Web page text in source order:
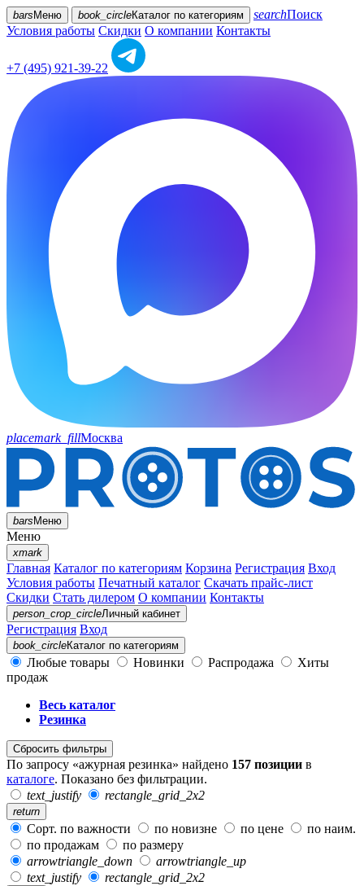
bars Меню book_circleКаталог по категориям searchПоиск
Условия работы Скидки О компании Контакты
+7 (495) 921-39-22
placemark_fillМосква
barsМеню
Меню
xmark
Главная Каталог по категориям Корзина Регистрация Вход
Условия работы Печатный каталог Скачать прайс-лист
Скидки Стать дилером О компании Контакты
person_crop_circleЛичный кабинет
Регистрация Вход
book_circleКаталог по категориям
Любые товары Новинки Распродажа
Хиты
продаж
Весь каталог
Резинка
Сбросить фильтры
По запросу «ажурная резинка» найдено 157 позиции в
каталоге. Показано без фильтрации.
text_justify
rectangle_grid_2x2
return
Сорт. по важности по новизне по цене
по наим.
по продажам
по размеру
arrowtriangle_down
arrowtriangle_up
text_justify
rectangle_grid_2x2